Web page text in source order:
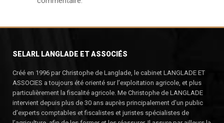
SELARL LANGLADE ET ASSOCIÉS
Créé en 1996 par Christophe de Langlade, le cabinet LANGLADE ET
ASSOCIES a toujours été orienté sur l’exploitation agricole, et plus
particulièrement la fiscalité agricole. Me Christophe de LANGLADE
intervient depuis plus de 30 ans auprès principalement d’un public
d’experts comptables et fiscalistes et juristes spécialistes de